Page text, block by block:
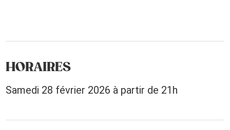
HORAIRES
Samedi 28 février 2026 à partir de 21h